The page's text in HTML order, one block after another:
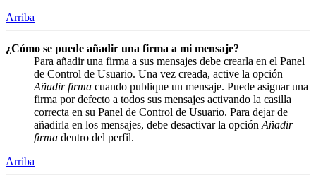
Arriba
¿Cómo se puede añadir una firma a mi mensaje?
Para añadir una firma a sus mensajes debe crearla en el Panel
de Control de Usuario. Una vez creada, active la opción
Añadir firma cuando publique un mensaje. Puede asignar una
firma por defecto a todos sus mensajes activando la casilla
correcta en su Panel de Control de Usuario. Para dejar de
añadirla en los mensajes, debe desactivar la opción Añadir
firma dentro del perfil.
Arriba